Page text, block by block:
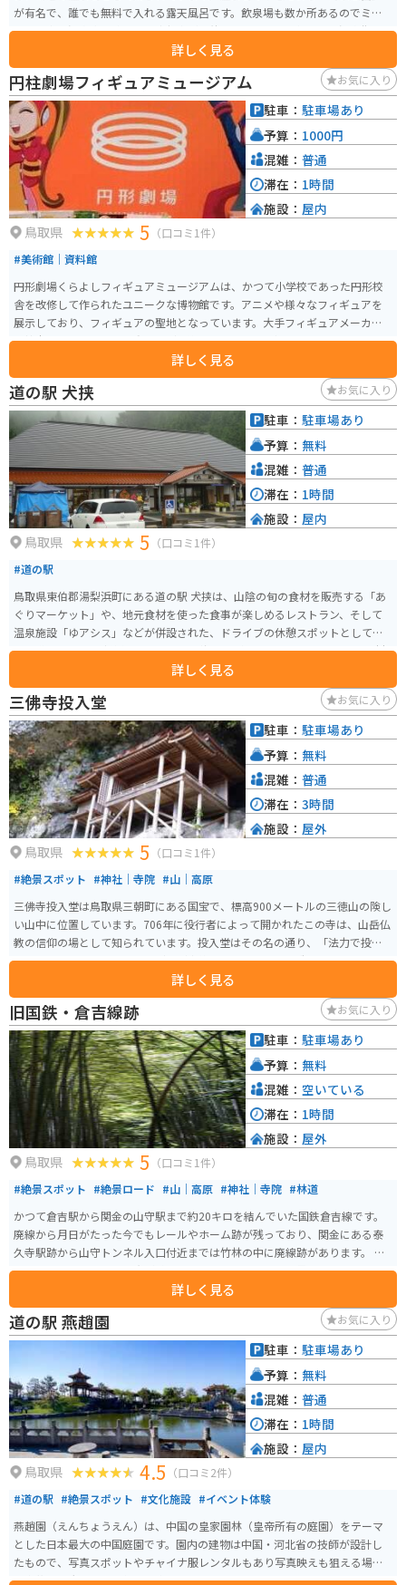
が有名で、誰でも無料で入れる露天風呂です。飲泉場も数か所あるのでミネ
ラル豊富な温泉水を飲んで健康促進が期待できます。雰囲気の良い温泉街に
は多くの旅館があるので、自分に合った宿を探すこともできます。
詳しく見る
円柱劇場フィギュアミュージアム お気に入り
鳥取県 5 （口コミ1件）
#美術館｜資料館
円形劇場くらよしフィギュアミュージアムは、かつて小学校であった円形校
舎を改修して作られたユニークな博物館です。アニメや様々なフィギュアを
展示しており、フィギュアの聖地となっています。大手フィギュアメーカー
の協力で、恐竜や仏像、動物など、約2000体のフィギュアを展示されていま
す。美少女フィギュアから、リアルな動物、人物フィギュア、ジオラマまで、
多彩な展示物があります。 無料駐車場が完備されており、大型観光バスでも
利用可能です。営業時間は9:00～17:00（夏季は18:00まで）で、無休で運営
されています。円形劇場くらよしフィギュアミュージアムは、フィギュアコ
レクターやアニメファンにとってはもちろん、建築や歴史に興味がある人に
とっても魅力的なスポットです。旧学校校舎を利用した施設として、地域の文
化遺産を活用しながら、新たな観光資源としての価値を生み出しています。
詳しく見る
駐車： 駐車場あり
予算： 1000円
混雑： 普通
滞在： 1時間
施設： 屋内
道の駅 犬挟 お気に入り
鳥取県 5 （口コミ1件）
#道の駅
鳥取県東伯郡湯梨浜町にある道の駅 犬挟は、山陰の旬の食材を販売する「あ
ぐりマーケット」や、地元食材を使った食事が楽しめるレストラン、そして
温泉施設「ゆアシス」などが併設された、ドライブの休憩スポットとして最
適な道の駅です。 新鮮な野菜や果物、海産物が手に入るほか、地元産の食材
を使ったパン屋さんも人気です。レストランでは、地元産の猪肉を使った猪
肉そばや、大山鶏を使用した親子丼などが人気メニューです。また、温泉施
設「ゆアシス」には、露天風呂やサウナ、岩盤浴などがあり、ドライブの疲
れをゆっくりと癒やすことができます。 バイクで訪れる場合、道の駅には
広々とした駐車場が完備されているので安心です。鳥取県は、日本海沿岸を
走る気持ちの良いルートや、山間部を走るワインディングロードなど、バイ
クツーリングに最適な道がたくさんあります。道の駅 犬挟を拠点に、鳥取県
の自然を満喫するツーリングを楽しんでみてはいかがでしょうか。
詳しく見る
駐車： 駐車場あり
予算： 無料
混雑： 普通
滞在： 1時間
施設： 屋内
三佛寺投入堂 お気に入り
鳥取県 5 （口コミ1件）
#絶景スポット #神社｜寺院 #山｜高原
三佛寺投入堂は鳥取県三朝町にある国宝で、標高900メートルの三徳山の険し
い山中に位置しています。706年に役行者によって開かれたこの寺は、山岳仏
教の信仰の場として知られています。投入堂はその名の通り、「法力で投げ
入れられた」と伝えられるほどの断崖絶壁に建つ特異な構造をしており、日
本一危険な国宝とも称されます。 歴史的価値だけでなく、登山をしながら自
然の美しさも堪能できます。ただし、参拝には体力と注意が必要で、特に登
山道は急坂で滑りやすいため、動きやすい服装と靴で訪れてください。
詳しく見る
駐車： 駐車場あり
予算： 無料
混雑： 普通
滞在： 3時間
施設： 屋外
旧国鉄・倉吉線跡 お気に入り
鳥取県 5 （口コミ1件）
#絶景スポット #絶景ロード #山｜高原 #神社｜寺院 #林道
かつて倉吉駅から関金の山守駅まで約20キロを結んでいた国鉄倉吉線です。
廃線から月日がたった今でもレールやホーム跡が残っており、関金にある泰
久寺駅跡から山守トンネル入口付近までは竹林の中に廃線跡があります。 晴
れた日には木々の間から光が差し込み、まるでジブリの世界に入ったかのよ
うな体験ができます。泰久寺駅跡前まで車やバイクで行くことは可能です
が、駐車することはできないため、車で訪れる際は、旧国鉄倉吉線跡観光案
内所にある臨時駐車場に駐車することになります。
詳しく見る
駐車： 駐車場あり
予算： 無料
混雑： 空いている
滞在： 1時間
施設： 屋外
道の駅 燕趙園 お気に入り
鳥取県 4.5 （口コミ2件）
#道の駅 #絶景スポット #文化施設 #イベント体験
燕趙園（えんちょうえん）は、中国の皇家園林（皇帝所有の庭園）をテーマ
とした日本最大の中国庭園です。園内の建物は中国・河北省の技師が設計し
たもので、写真スポットやチャイナ服レンタルもあり写真映えも狙える場所
で家族でも大人から子供まで楽しめるスポットです。
駐車： 駐車場あり
予算： 無料
混雑： 普通
滞在： 1時間
施設： 屋内